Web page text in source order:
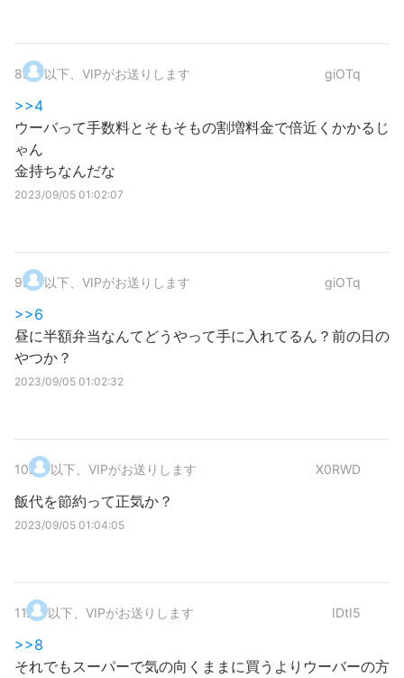
8. 以下、VIPがお送りします giOTq
>>4
ウーバって手数料とそもそもの割増料金で倍近くかかるじ
ゃん
金持ちなんだな
2023/09/05 01:02:07
9. 以下、VIPがお送りします giOTq
>>6
昼に半額弁当なんてどうやって手に入れてるん？前の日の
やつか？
2023/09/05 01:02:32
10. 以下、VIPがお送りします X0RWD
飯代を節約って正気か？
2023/09/05 01:04:05
11. 以下、VIPがお送りします IDtI5
>>8
それでもスーパーで気の向くままに買うよりウーバーの方